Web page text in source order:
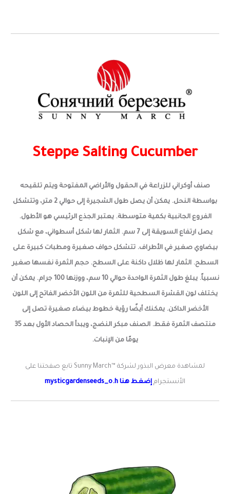
Steppe Salting Cucumber
صنف أوكراني للزراعة في الحقول والأراضي المفتوحة ويتم تلقيحه
بواسطة النحل. يمكن أن يصل طول الشجيرة إلى حوالي 2 متر، وتتشكل
الفروع الجانبية بكمية متوسطة. يعتبر الجذع الرئيسي هو الأطول.
يصل ارتفاع السويقة إلى 7 سم. الثمار لها شكل أسطواني، مع شكل
بيضاوي صغير في الأطراف. تتشكل حواف صغيرة ومطبات كبيرة على
السطح. الثمار لها ظلال داكنة على السطح. حجم الثمرة نفسها صغير
نسبياً. يبلغ طول الثمرة الواحدة حوالي 10 سم، ووزنها 100 جرام. يمكن أن
يختلف لون القشرة السطحية للثمرة من اللون الأخضر الفاتح إلى اللون
الأخضر الداكن. يمكنك أيضًا رؤية خطوط بيضاء صغيرة تصل إلى
منتصف الثمرة فقط. الصنف مبكر النضج، ويبدأ الحصاد الأول بعد 35
يومًا من الإنبات.
لمشاهدة معرض البذور لشركة ™Sunny March تابع صفحتنا على
الأنستجرام إضغط هنا mysticgardenseeds_o.h